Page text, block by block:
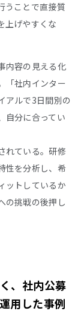
うことで直接質
上げやすくな
内容の見える化
「社内インター
アルで3日間別の
自分に合ってい
れている。研修
性を分析し、希
ットしているか
の挑戦の後押し
、社内公募
用した事例